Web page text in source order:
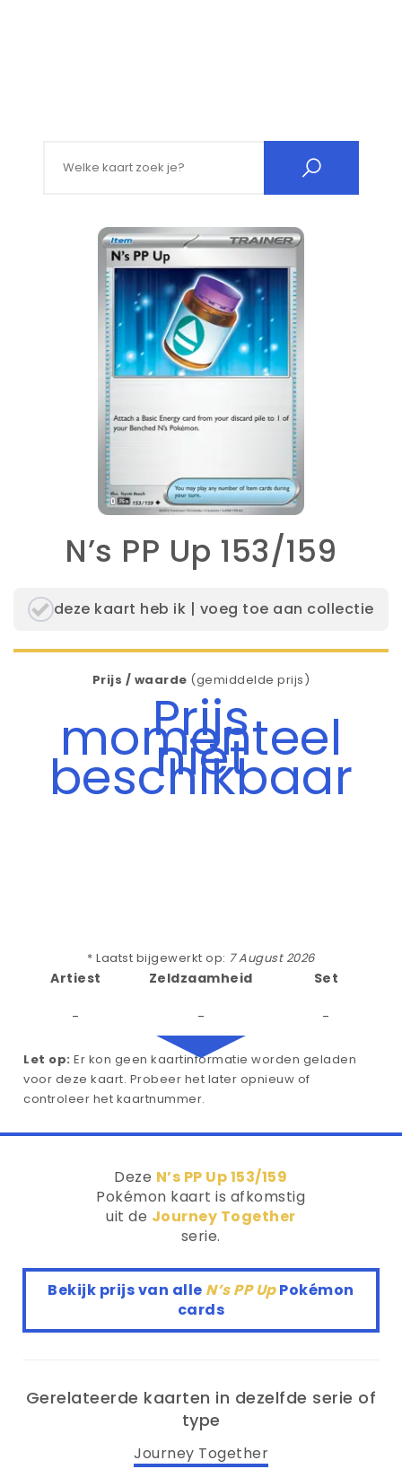
N’s PP Up 153/159
deze kaart heb ik | voeg toe aan collectie
Prijs / waarde (gemiddelde prijs)
Prijs
momenteel
niet
beschikbaar
* Laatst bijgewerkt op: 7 August 2026
Artiest
-
Zeldzaamheid
-
Set
-
Let op: Er kon geen kaartinformatie worden geladen
voor deze kaart. Probeer het later opnieuw of
controleer het kaartnummer.
Deze N’s PP Up 153/159
Pokémon kaart is afkomstig
uit de Journey Together
serie.
Bekijk prijs van alle N’s PP UpPokémon
cards
Gerelateerde kaarten in dezelfde serie of
type
Journey Together